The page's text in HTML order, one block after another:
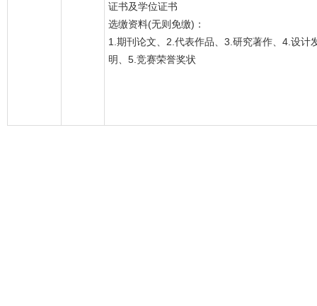
证书及学位证书
选缴资料(无则免缴)：
1.期刊论文、2.代表作品、3.研究著作、4.设计
明、5.竞赛荣誉奖状